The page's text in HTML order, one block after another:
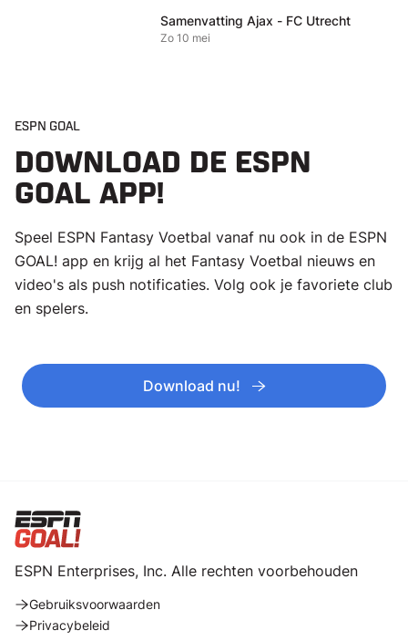
Samenvatting Ajax - FC Utrecht
Zo 10 mei
ESPN GOAL
DOWNLOAD DE ESPN
GOAL APP!
Speel ESPN Fantasy Voetbal vanaf nu ook in de ESPN
GOAL! app en krijg al het Fantasy Voetbal nieuws en
video's als push notificaties. Volg ook je favoriete club
en spelers.
Download nu!
ESPN Enterprises, Inc. Alle rechten voorbehouden
Gebruiksvoorwaarden
Privacybeleid